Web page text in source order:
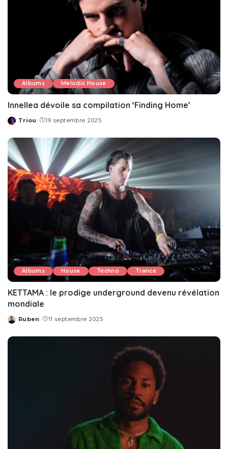
Albums Melodic House
Innellea dévoile sa compilation ‘Finding Home’
Posted
Triou 19 septembre 2025
Albums House Techno Trance
KETTAMA : le prodige underground devenu révélation
mondiale
Posted
Ruben 11 septembre 2025